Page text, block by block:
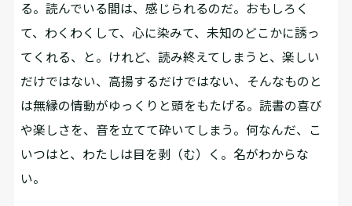
る。読んでいる間は、感じられるのだ。おもしろく
て、わくわくして、心に染みて、未知のどこかに誘っ
てくれる、と。けれど、読み終えてしまうと、楽しい
だけではない、高揚するだけではない、そんなものと
は無縁の情動がゆっくりと頭をもたげる。読書の喜び
や楽しさを、音を立てて砕いてしまう。何なんだ、こ
いつはと、わたしは目を剥（む）く。名がわからな
い。